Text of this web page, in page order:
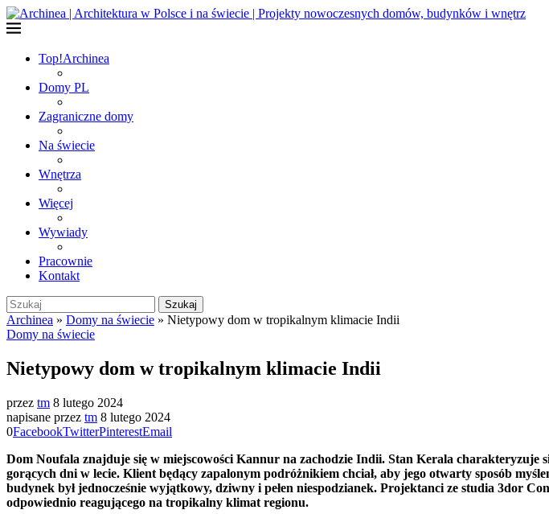
Top!Archinea
Domy PL
Zagraniczne domy
Na świecie
Wnętrza
Więcej
Wywiady
Pracownie
Kontakt
Szukaj
Archinea » Domy na świecie » Nietypowy dom w tropikalnym klimacie Indii
Domy na świecie
Nietypowy dom w tropikalnym klimacie Indii
przez tm 8 lutego 2024
napisane przez tm 8 lutego 2024
0FacebookTwitterPinterestEmail
Dom Noufala znajduje się w miejscowości Kannur na zachodzie Indii. Stan Kerala
gorących dni w lecie. Klient będący zapalonym podróżnikiem chciał, aby jego otwarty sposób
budynek był jednocześnie wyjątkowy, dziwny i pełen niespodzianek. Projektanci ze studia 3dor
odpowiednio reagującego na tropikalny klimat regionu.